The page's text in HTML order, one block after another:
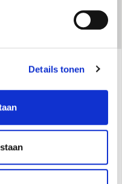
Details tonen
en ventilatie(2
2,6 kW